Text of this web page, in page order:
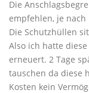
Die
empfehlen, je nach
Die Schutzhüllen
Also ich hatte
erneuert. 2 Tage
tauschen da diese
Kosten kein